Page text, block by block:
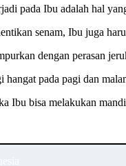
pada Ibu adalah hal
senam, Ibu juga
dengan perasan
hangat pada pagi dan
Ibu bisa melakukan